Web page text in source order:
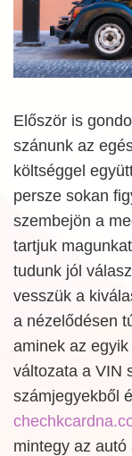
Először is
szánunk az
költséggel
persze sokan
szembejön a
tartjuk
tudunk jól
vesszük a
a nézelődésen
aminek az
változata a VIN
számjegyekből
mintegy az